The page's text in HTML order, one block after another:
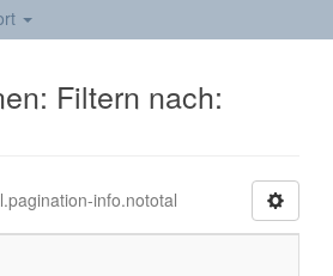
Filtern nach:
info.nototal